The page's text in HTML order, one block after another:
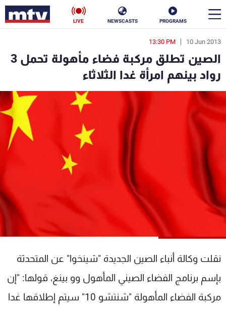
PROGRAMS
NEWSCASTS
LIVE
10 Jun 2013
13:30 PM
الصين تطلق مركبة فضاء مأهولة تحمل 3
رواد بينهم امرأة غدا الثلاثاء
نقلت وكالة أنباء الصين الجديدة "شينخوا" عن المتحدثة
بإسم برنامج الفضاء الصيني المأهول وو بينغ، قولها: "إن
مركبة الفضاء المأهولة "شنتشو 10" سيتم إطلاقها غدا
en
الأخبار
سياسة ناس
إقتصاد
رياضة
كأس العالم
البرامج
شاهد البرامج
عن MTV
الإنـتـاج
لاعلاناتكم
وظائف
تواصل معنا
شروط الإسـتخدام